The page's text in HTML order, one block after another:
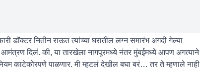
डॉक्टर नितीन राऊत त्यांच्या घरातील लग्न समारंभ अगदी गेल्या
दिलं. की, या तारखेला नागपूरमध्ये नंतर मुंबईमध्ये आपण अगत्याने
काटेकोरपणे पाळणार. मी म्हटलं देखील बघा बरं… तर ते म्हणाले नाही